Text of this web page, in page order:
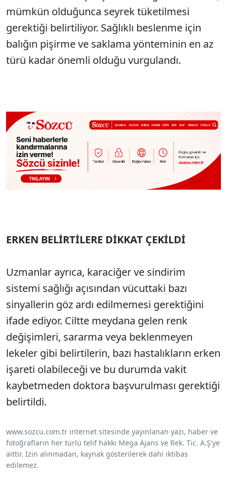
mümkün olduğunca seyrek tüketilmesi
gerektiği belirtiliyor. Sağlıklı beslenme için
balığın pişirme ve saklama yönteminin en az
türü kadar önemli olduğu vurgulandı.
ERKEN BELİRTİLERE DİKKAT ÇEKİLDİ
Uzmanlar ayrıca, karaciğer ve sindirim
sistemi sağlığı açısından vücuttaki bazı
sinyallerin göz ardı edilmemesi gerektiğini
ifade ediyor. Ciltte meydana gelen renk
değişimleri, sararma veya beklenmeyen
lekeler gibi belirtilerin, bazı hastalıkların erken
işareti olabileceği ve bu durumda vakit
kaybetmeden doktora başvurulması gerektiği
belirtildi.
www.sozcu.com.tr internet sitesinde yayınlanan yazı, haber ve
fotoğrafların her türlü telif hakkı Mega Ajans ve Rek. Tic. A.Ş'ye
aittir. İzin alınmadan, kaynak gösterilerek dahi iktibas
edilemez.